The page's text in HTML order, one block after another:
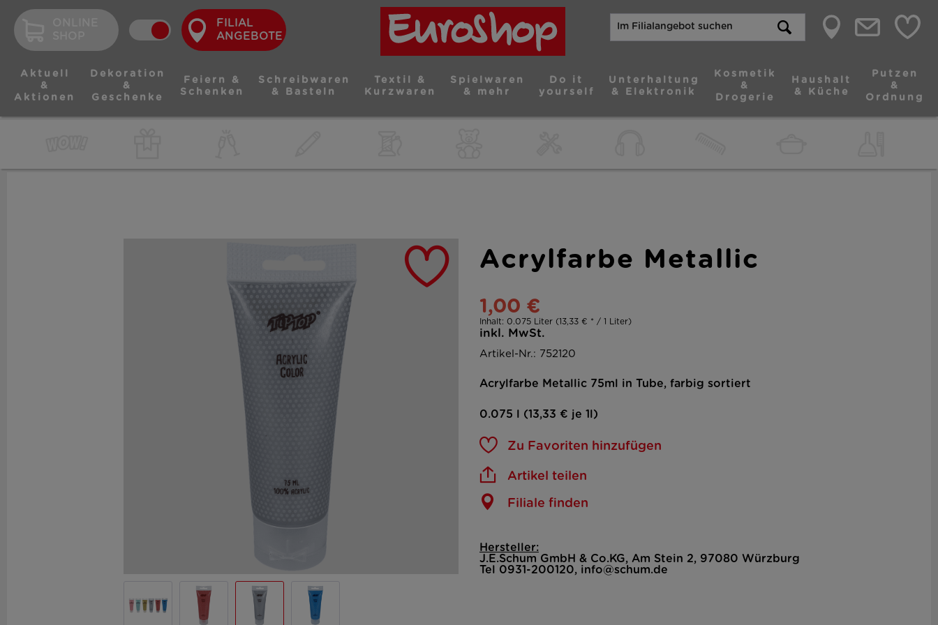
FILIAL
ANGEBOTE
Aktuell
&
Aktionen
Dekoration
&
Geschenke
Feiern &
Schenken
Schreibwaren
& Basteln
Textil &
Kurzwaren
Spielwaren
& mehr
Do it
yourself
Unterhaltung
& Elektronik
Kosmetik
&
Drogerie
Haushalt
& Küche
Putzen
&
Ordnung
Acrylfarbe Metallic
1,00 €
Inhalt: 0.075 Liter (13,33 € * / 1 Liter)
inkl. MwSt.
Artikel-Nr.: 752120
Acrylfarbe Metallic 75ml in Tube, farbig sortiert
0.075 l (13,33 € je 1l)
Zu Favoriten hinzufügen
Artikel teilen
Filiale finden
Hersteller:
J.E.Schum GmbH & Co.KG, Am Stein 2, 97080 Würzburg
Tel 0931-200120, info@schum.de